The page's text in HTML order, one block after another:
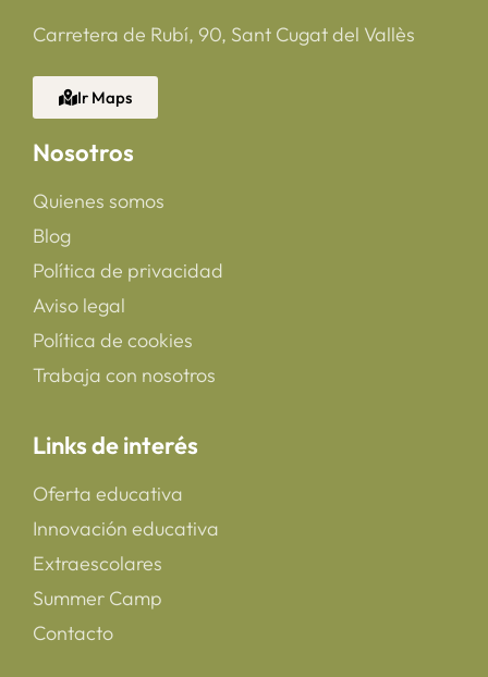
Carretera de Rubí, 90, Sant Cugat del Vallès
Ir Maps
Nosotros
Quienes somos
Blog
Política de privacidad
Aviso legal
Política de cookies
Trabaja con nosotros
Links de interés
Oferta educativa
Innovación educativa
Extraescolares
Summer Camp
Contacto